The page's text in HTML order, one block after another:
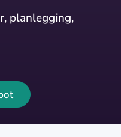
planlegging,